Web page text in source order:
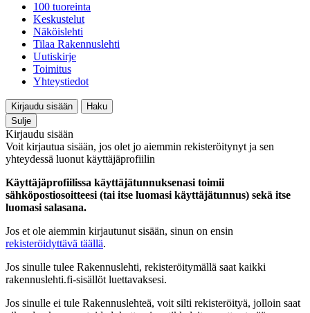
100 tuoreinta
Keskustelut
Näköislehti
Tilaa Rakennuslehti
Uutiskirje
Toimitus
Yhteystiedot
Kirjaudu sisään
Haku
Sulje
Kirjaudu sisään
Voit kirjautua sisään, jos olet jo aiemmin rekisteröitynyt ja sen
yhteydessä luonut käyttäjäprofiilin
Käyttäjäprofiilissa käyttäjätunnuksenasi toimii
sähköpostiosoitteesi (tai itse luomasi käyttäjätunnus) sekä itse
luomasi salasana.
Jos et ole aiemmin kirjautunut sisään, sinun on ensin
rekisteröidyttävä täällä.
Jos sinulle tulee Rakennuslehti, rekisteröitymällä saat kaikki
rakennuslehti.fi-sisällöt luettavaksesi.
Jos sinulle ei tule Rakennuslehteä, voit silti rekisteröityä, jolloin saat